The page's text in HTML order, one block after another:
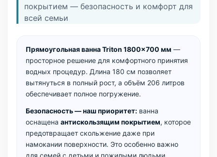
покрытием — безопасность и комфорт для
всей семьи
Прямоугольная ванна Triton 1800×700 мм —
просторное решение для комфортного принятия
водных процедур. Длина 180 см позволяет
вытянуться в полный рост, а объём 206 литров
обеспечивает полное погружение.
Безопасность — наш приоритет: ванна
оснащена антискользящим покрытием, которое
предотвращает скольжение даже при
намокании поверхности. Это особенно важно
для семей с детьми и пожилыми людьми.